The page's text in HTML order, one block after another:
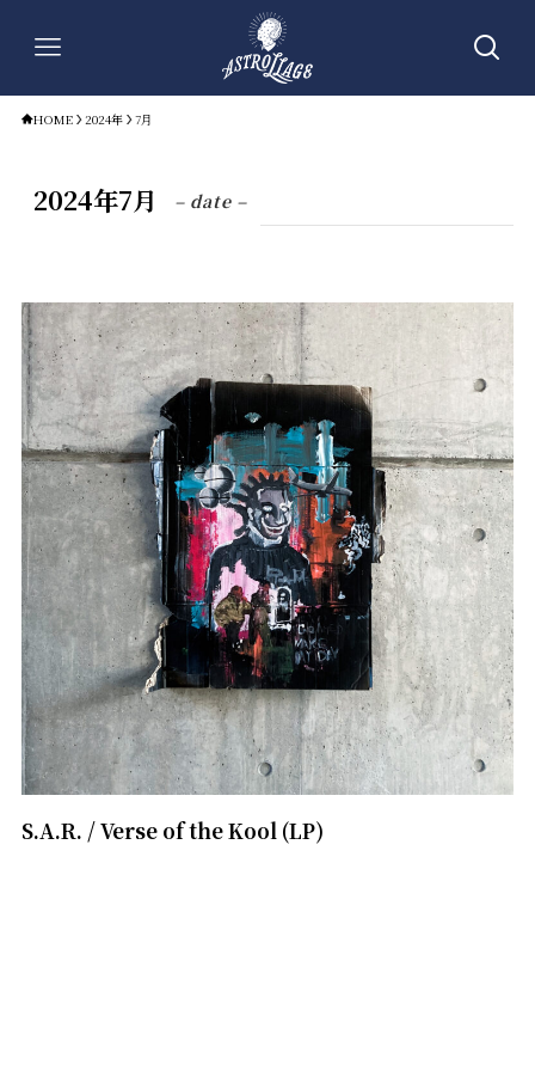
HOME 2024年 7月
2024年7月 – date –
S.A.R. / Verse of the Kool (LP)